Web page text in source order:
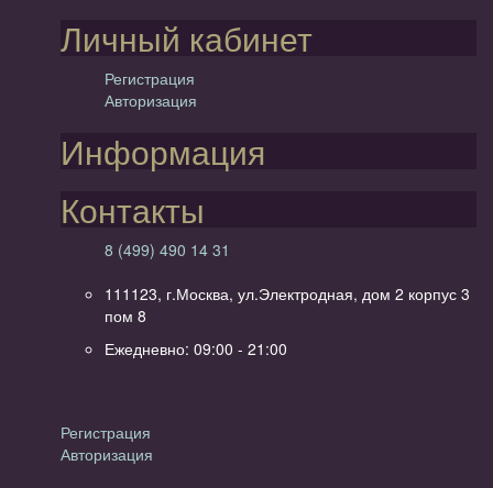
Личный кабинет
Регистрация
Авторизация
Информация
Контакты
8 (499) 490 14 31
111123, г.Москва, ул.Электродная, дом 2 корпус 3
пом 8
Ежедневно: 09:00 - 21:00
Регистрация
Авторизация